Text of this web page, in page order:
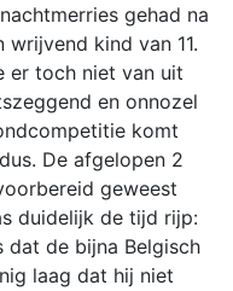
gehad na
kind van 11.
er toch niet van uit
en onnozel
komt
De afgelopen 2
geweest
duidelijk de tijd rijp:
dat de bijna Belgisch
laag dat hij niet